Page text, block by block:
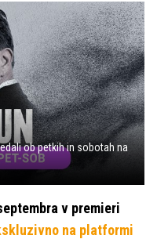
ob petkih in sobotah na
v premieri
na platformi